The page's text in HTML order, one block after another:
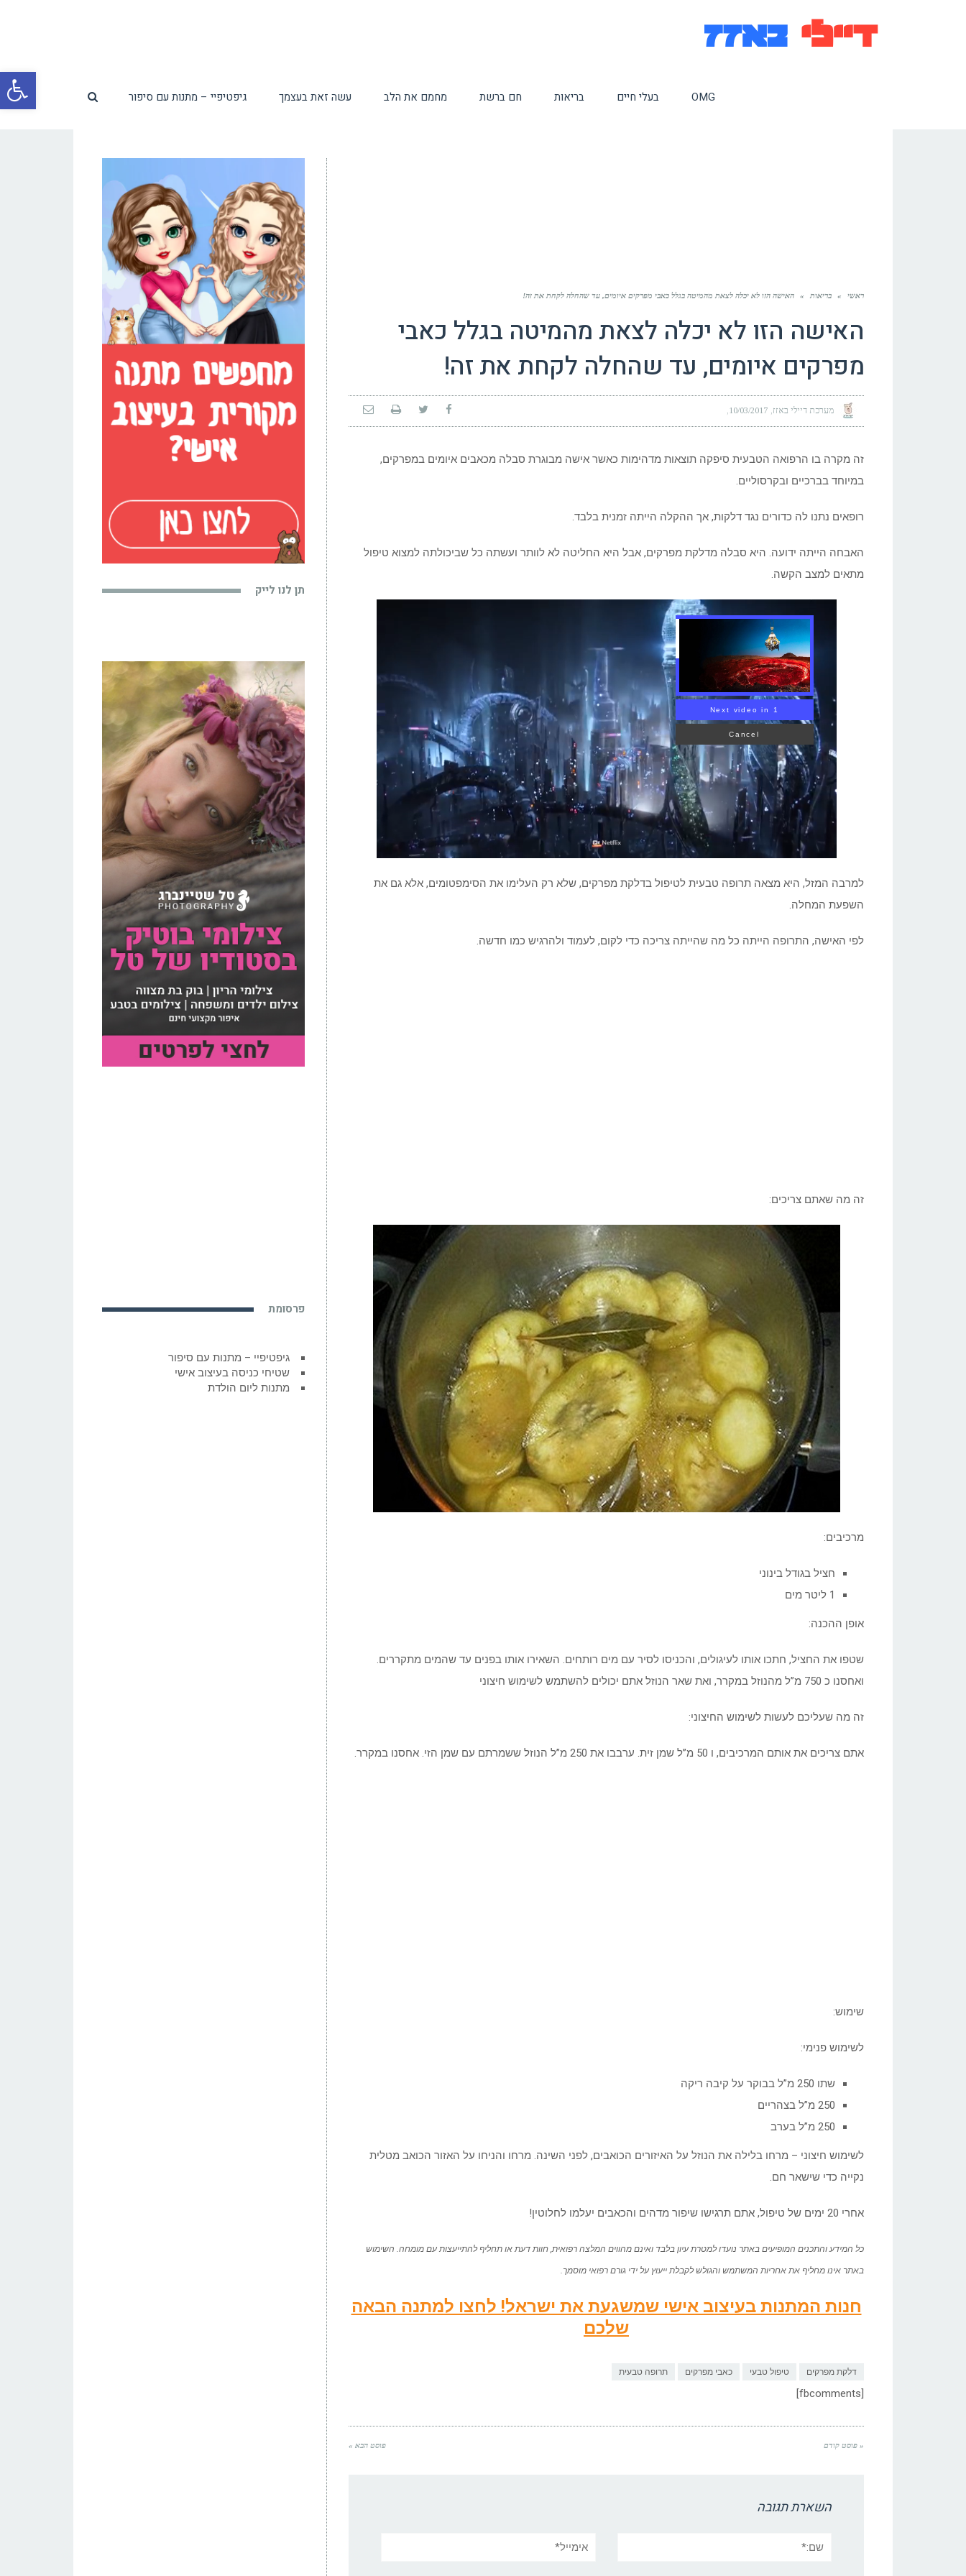
OMG בעלי חיים בריאות חם ברשת מחמם את הלב עשה זאת בעצמך גיפטיפיי – מתנות עם סיפור
ראשי » בריאות » האישה הזו לא יכלה לצאת מהמיטה בגלל כאבי מפרקים איומים, עד שהחלה לקחת את זה!
האישה הזו לא יכלה לצאת מהמיטה בגלל כאבי
מפרקים איומים, עד שהחלה לקחת את זה!
מערכת דיילי באזז 10/03/2017
זה מקרה בו הרפואה הטבעית סיפקה תוצאות מדהימות כאשר אישה מבוגרת סבלה מכאבים איומים במפרקים,
במיוחד בברכיים ובקרסוליים.
רופאים נתנו לה כדורים נגד דלקות, אך ההקלה הייתה זמנית בלבד.
האבחה הייתה ידועה. היא סבלה מדלקת מפרקים, אבל היא החליטה לא לוותר ועשתה כל שביכולתה למצוא טיפול
מתאים למצב הקשה.
00:00/04:26 What If We Dumped Our Trash Into Volcanoes?
למרבה המזל, היא מצאה תרופה טבעית לטיפול בדלקת מפרקים, שלא רק העלימו את הסימפטומים, אלא גם את
השפעת המחלה.
לפי האישה, התרופה הייתה כל מה שהייתה צריכה כדי לקום, לעמוד ולהרגיש כמו חדשה.
זה מה שאתם צריכים:
מרכיבים:
חציל בגודל בינוני
1 ליטר מים
אופן ההכנה:
שטפו את החציל, חתכו אותו לעיגולים, והכניסו לסיר עם מים רותחים. השאירו אותו בפנים עד שהמים מתקררים.
ואחסנו כ 750 מ”ל מהנוזל במקרר, ואת שאר הנוזל אתם יכולים להשתמש לשימוש חיצוני
זה מה שעליכם לעשות לשימוש החיצוני:
אתם צריכים את אותם המרכיבים, ו 50 מ”ל שמן זית. ערבבו את 250 מ”ל הנוזל ששמרתם עם שמן הזי. אחסנו במקרר.
שימוש:
לשימוש פנימי:
שתו 250 מ”ל בבוקר על קיבה ריקה
250 מ”ל בצהריים
250 מ”ל בערב
לשימוש חיצוני – מרחו בלילה את הנוזל על האיזורים הכואבים, לפני השינה. מרחו והניחו על האזור הכואב מטלית
נקייה כדי שישאר חם.
אחרי 20 ימים של טיפול, אתם תרגישו שיפור מדהים והכאבים יעלמו לחלוטין!
כל המידע והתכנים המופיעים באתר נועדו למטרת עיון בלבד ואינם מהווים המלצה רפואית, חוות דעת או תחליף להתייעצות עם מומחה. השימוש
באתר אינו מחליף את אחריות המשתמש והגולש לקבלת ייעוץ על ידי גורם רפואי מוסמך.
חנות המתנות בעיצוב אישי שמשגעת את ישראל! לחצו למתנה הבאה
שלכם
דלקת מפרקים טיפול טבעי כאבי מפרקים תרופה טבעית
[fbcomments]
« פוסט קודם פוסט הבא »
השארת תגובה
תן לנו לייק
פרסומת
גיפטיפיי – מתנות עם סיפור
שטיחי כניסה בעיצוב אישי
מתנות ליום הולדת